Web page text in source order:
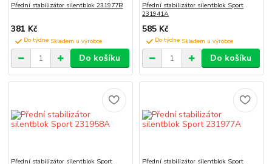
Přední stabilizátor silentblok 231977B
381 Kč
Do týdne
Do košíku
Přední stabilizátor silentblok Sport
231941A
585 Kč
Do týdne
Do košíku
Přední stabilizátor silentblok Sport
Přední stabilizátor silentblok Sport